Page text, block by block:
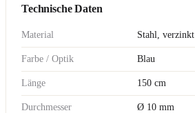
Technische Daten
Material Stahl, verzinkt
Farbe / Optik Blau
Länge 150 cm
Durchmesser Ø 10 mm